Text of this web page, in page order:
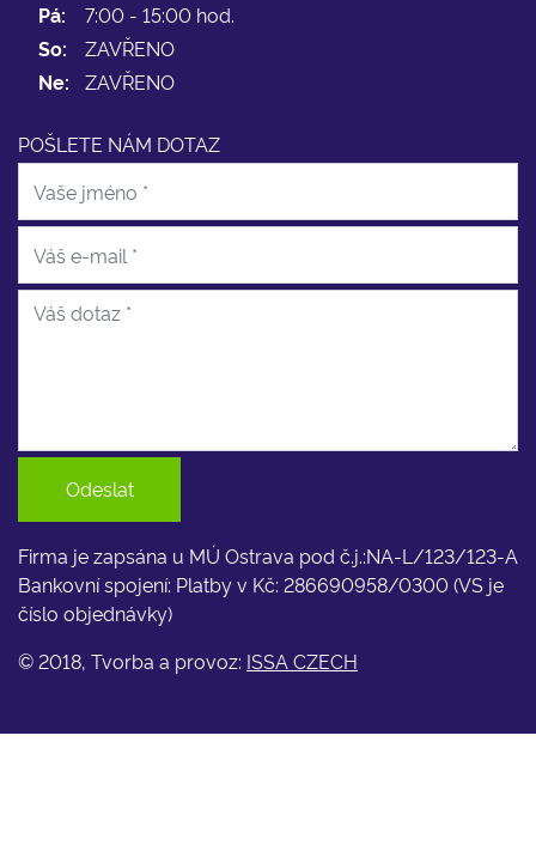
Pá:
7:00 - 15:00 hod.
So:
ZAVŘENO
Ne:
ZAVŘENO
POŠLETE NÁM DOTAZ
Odeslat
Firma je zapsána u MÚ Ostrava pod č.j.:NA-L/123/123-A
Bankovní spojení: Platby v Kč: 286690958/0300 (VS je
číslo objednávky)
© 2018, Tvorba a provoz: ISSA CZECH